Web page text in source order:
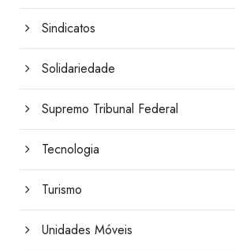
Sindicatos
Solidariedade
Supremo Tribunal Federal
Tecnologia
Turismo
Unidades Móveis